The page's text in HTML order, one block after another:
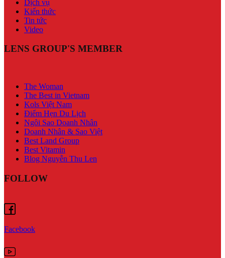
Dịch vụ
Kiến thức
Tin tức
Video
LENS GROUP'S MEMBER
The Woman
The Best in Vietnam
Kols Việt Nam
Điểm Hẹn Du Lịch
Ngôi Sao Doanh Nhân
Doanh Nhân & Sao Việt
Best Land Group
Best Vitamin
Blog Nguyễn Thu Len
FOLLOW
Facebook